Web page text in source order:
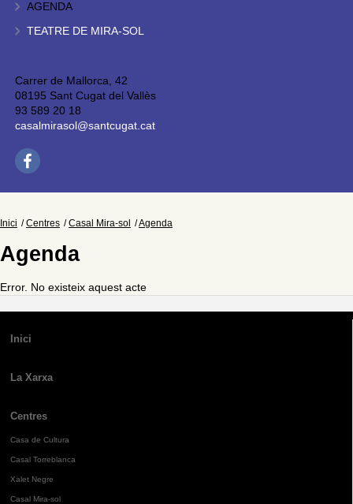
AGENDA
TEATRE DE MIRA-SOL
Carrer de Mallorca, 42
08195 Sant Cugat del Vallès
93 589 20 18
casalmirasol@santcugat.cat
Inici Centres Casal Mira-sol Agenda
Agenda
Error. No existeix aquest acte
Inici
La Xarxa
Centres
Casa de Cultura
Casal Torreblanca
Xalet Negre
Casal Mira-sol